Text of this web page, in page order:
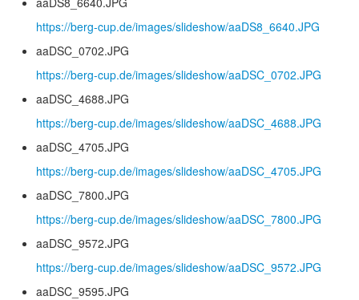
https://berg-cup.de/images/slideshow/aaDS8_6640.JPG
aaDSC_0702.JPG
https://berg-cup.de/images/slideshow/aaDSC_0702.JPG
aaDSC_4688.JPG
https://berg-cup.de/images/slideshow/aaDSC_4688.JPG
aaDSC_4705.JPG
https://berg-cup.de/images/slideshow/aaDSC_4705.JPG
aaDSC_7800.JPG
https://berg-cup.de/images/slideshow/aaDSC_7800.JPG
aaDSC_9572.JPG
https://berg-cup.de/images/slideshow/aaDSC_9572.JPG
aaDSC_9595.JPG